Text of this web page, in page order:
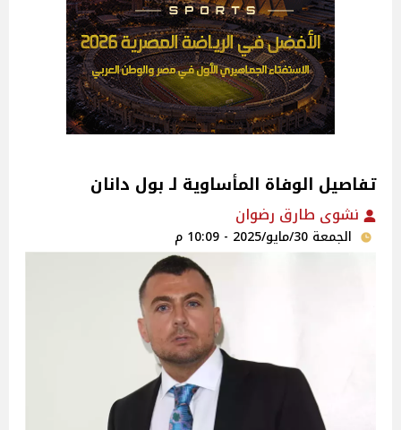
تفاصيل الوفاة المأساوية لـ بول دانان
نشوى طارق رضوان
الجمعة 30/مايو/2025 - 10:09 م